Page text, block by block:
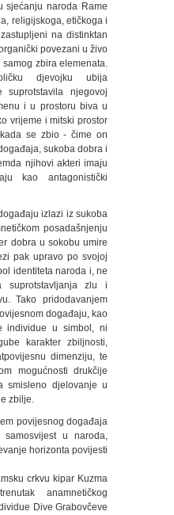
sjećanju naroda Rame
religijskoga, etičkoga i
na distinktan
povezani u živo
zbira elemenata.
djevojku ubija
njegovoj
i u prostoru biva u
vrijeme i mitski prostor
se zbio - čime on
sukoba dobra i
njihovi akteri imaju
kao antagonistički
izlazi iz sukoba
posadašnjenju
dobra u sokobu umire
pak upravo po svojoj
identiteta naroda i, ne
suprotstavljanja zlu i
Tako pridodavanjem
događaju, kao
individue u simbol, ni
karakter zbiljnosti,
dimenziju, te
mogućnosti drukčije
smisleno djelovanje u
zbilje.
povijesnog događaja
u naroda,
horizonta povijesti
crkvu kipar Kuzma
anamnetičkog
Dive Grabovčeve